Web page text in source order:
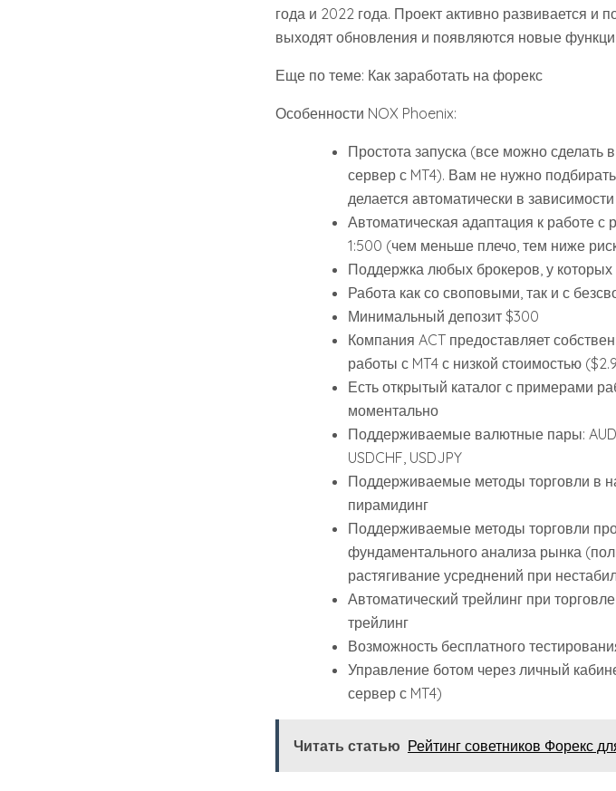
года и 2022 года. Проект активно развивается и
выходят обновления и появляются новые
Еще по теме: Как заработать на форекс
Особенности NOX Phoenix:
Простота запуска (все можно сделать
сервер с MT4). Вам не нужно
делается автоматически в
Автоматическая адаптация к работе
1:500 (чем меньше плечо, тем ниже
Поддержка любых брокеров, у которых
Работа как со своповыми, так и с
Минимальный депозит $300
Компания ACT предоставляет
работы с MT4 с низкой стоимостью
Есть открытый каталог с примерами
моментально
Поддерживаемые валютные пары:
USDCHF, USDJPY
Поддерживаемые методы торговли в
пирамидинг
Поддерживаемые методы торговли
фундаментального анализа рынка
растягивание усреднений при
Автоматический трейлинг при
трейлинг
Возможность бесплатного
Управление ботом через личный
сервер с MT4)
Читать статью Рейтинг советников Форекс